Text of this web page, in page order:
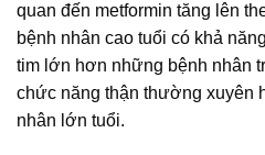
quan đến metformin tăng lên
bệnh nhân cao tuổi có khả
tim lớn hơn những bệnh nhân
chức năng thận thường xuyên
nhân lớn tuổi.